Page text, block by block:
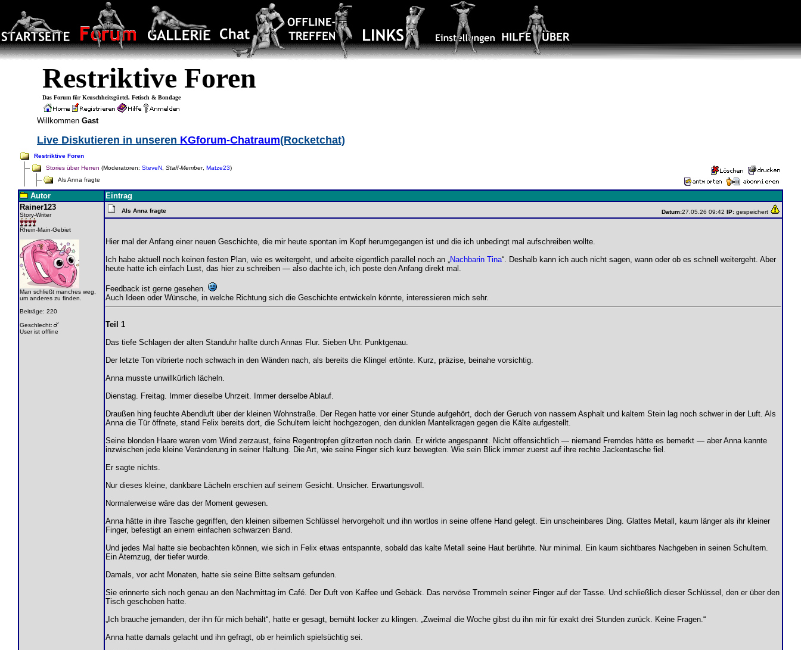
Restriktive Foren
Das Forum für Keuschheitsgürtel, Fetisch & Bondage
Willkommen Gast
Live Diskutieren in unseren KGforum-Chatraum(Rocketchat)
Restriktive Foren
Stories über Herren (Moderatoren: SteveN Staff-Member, Matze23)
Als Anna fragte
Autor
Eintrag
Rainer123
Story-Writer
Rhein-Main-Gebiet
Man schließt manches weg,
um anderes zu finden.
Beiträge: 220
Geschlecht:
User ist offline
Als Anna fragte Datum:27.05.26 09:42 IP: gespeichert
Hier mal der Anfang einer neuen Geschichte, die mir heute spontan im Kopf herumgegangen ist und die ich unbedingt mal aufschreiben wollte.
Ich habe aktuell noch keinen festen Plan, wie es weitergeht, und arbeite eigentlich parallel noch an „Nachbarin Tina“. Deshalb kann ich auch nicht sagen, wann oder ob es schnell weitergeht. Aber
heute hatte ich einfach Lust, das hier zu schreiben — also dachte ich, ich poste den Anfang direkt mal.
Feedback ist gerne gesehen.
Auch Ideen oder Wünsche, in welche Richtung sich die Geschichte entwickeln könnte, interessieren mich sehr.
Teil 1
Das tiefe Schlagen der alten Standuhr hallte durch Annas Flur. Sieben Uhr. Punktgenau.
Der letzte Ton vibrierte noch schwach in den Wänden nach, als bereits die Klingel ertönte. Kurz, präzise, beinahe vorsichtig.
Anna musste unwillkürlich lächeln.
Dienstag. Freitag. Immer dieselbe Uhrzeit. Immer derselbe Ablauf.
Draußen hing feuchte Abendluft über der kleinen Wohnstraße. Der Regen hatte vor einer Stunde aufgehört, doch der Geruch von nassem Asphalt und kaltem Stein lag noch schwer in der Luft. Als
Anna die Tür öffnete, stand Felix bereits dort, die Schultern leicht hochgezogen, den dunklen Mantelkragen gegen die Kälte aufgestellt.
Seine blonden Haare waren vom Wind zerzaust, feine Regentropfen glitzerten noch darin. Er wirkte angespannt. Nicht offensichtlich — niemand Fremdes hätte es bemerkt — aber Anna kannte
inzwischen jede kleine Veränderung in seiner Haltung. Die Art, wie seine Finger sich kurz bewegten. Wie sein Blick immer zuerst auf ihre rechte Jackentasche fiel.
Er sagte nichts.
Nur dieses kleine, dankbare Lächeln erschien auf seinem Gesicht. Unsicher. Erwartungsvoll.
Normalerweise wäre das der Moment gewesen.
Anna hätte in ihre Tasche gegriffen, den kleinen silbernen Schlüssel hervorgeholt und ihn wortlos in seine offene Hand gelegt. Ein unscheinbares Ding. Glattes Metall, kaum länger als ihr kleiner
Finger, befestigt an einem einfachen schwarzen Band.
Und jedes Mal hatte sie beobachten können, wie sich in Felix etwas entspannte, sobald das kalte Metall seine Haut berührte. Nur minimal. Ein kaum sichtbares Nachgeben in seinen Schultern.
Ein Atemzug, der tiefer wurde.
Damals, vor acht Monaten, hatte sie seine Bitte seltsam gefunden.
Sie erinnerte sich noch genau an den Nachmittag im Café. Der Duft von Kaffee und Gebäck. Das nervöse Trommeln seiner Finger auf der Tasse. Und schließlich dieser Schlüssel, den er über den
Tisch geschoben hatte.
„Ich brauche jemanden, der ihn für mich behält“, hatte er gesagt, bemüht locker zu klingen. „Zweimal die Woche gibst du ihn mir für exakt drei Stunden zurück. Keine Fragen.“
Anna hatte damals gelacht und ihn gefragt, ob er heimlich spielsüchtig sei.